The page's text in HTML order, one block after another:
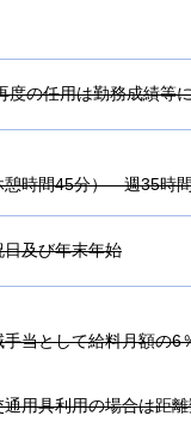
度の任用は勤務成績等
時間45分） 週35時
及び年末年始
当として給料月額の6
用具利用の場合は距